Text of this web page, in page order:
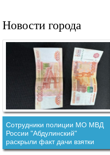
Новости города
Сотрудники полиции МО МВД
России "Абдулинский"
раскрыли факт дачи взятки
должностному лицу.